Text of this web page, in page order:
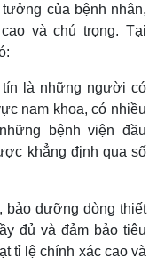
của bệnh nhân,
và chú trọng. Tại
là những người có
nam khoa, có nhiều
bệnh viện đầu
khẳng định qua số
bảo dưỡng dòng thiết
đủ và đảm bảo tiêu
tỉ lệ chính xác cao và